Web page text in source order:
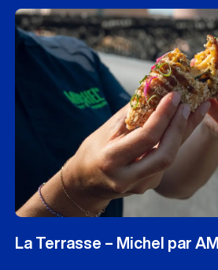
La Terrasse – Michel par AM